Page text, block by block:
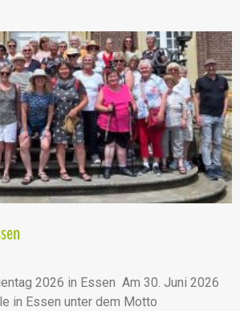
2026 in Essen Am 30. Juni 2026
in Essen unter dem Motto